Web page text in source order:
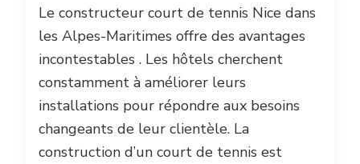
Le constructeur court de tennis Nice dans
les Alpes-Maritimes offre des avantages
incontestables . Les hôtels cherchent
constamment à améliorer leurs
installations pour répondre aux besoins
changeants de leur clientèle. La
construction d’un court de tennis est